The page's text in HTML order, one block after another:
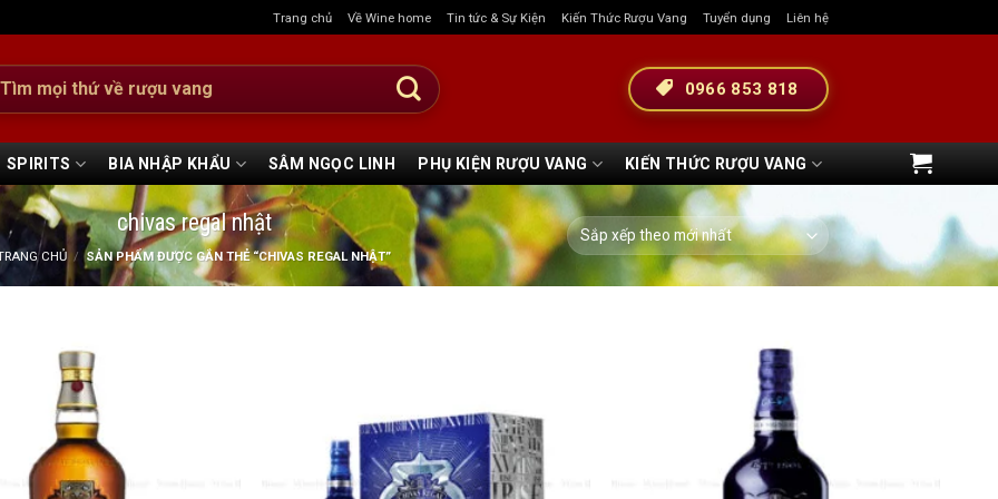
Trang chủ Về Wine home Tin tức & Sự Kiện Kiến Thức Rượu Vang Tuyển dụng Liên hệ
0966 853 818
SPIRITS BIA NHẬP KHẨU SÂM NGỌC LINH PHỤ KIỆN RƯỢU VANG KIẾN THỨC RƯỢU VANG
chivas regal nhật
CHỦ / SẢN PHẨM ĐƯỢC GẮN THẺ “CHIVAS REGAL NHẬT”